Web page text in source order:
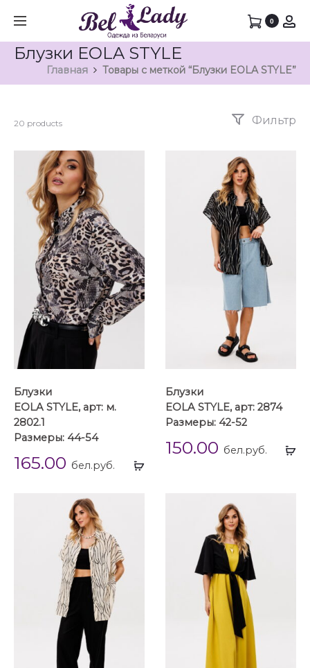
0
Блузки EOLA STYLE
Главная Товары с меткой “Блузки EOLA STYLE”
20 products Фильтр
Выбрать
Блузки
EOLA STYLE, арт: м.
2802.1
Размеры: 44-54
165.00 бел.руб.
Блузки
EOLA STYLE, арт: 2874
Размеры: 42-52
150.00 бел.руб.